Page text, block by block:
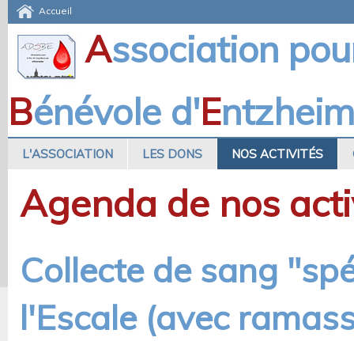
Accueil
Association
Bénévole d'Entzheim
L'ASSOCIATION LES DONS NOS ACTIVITÉS
Agenda de nos
Collecte de sang
l'Escale (avec